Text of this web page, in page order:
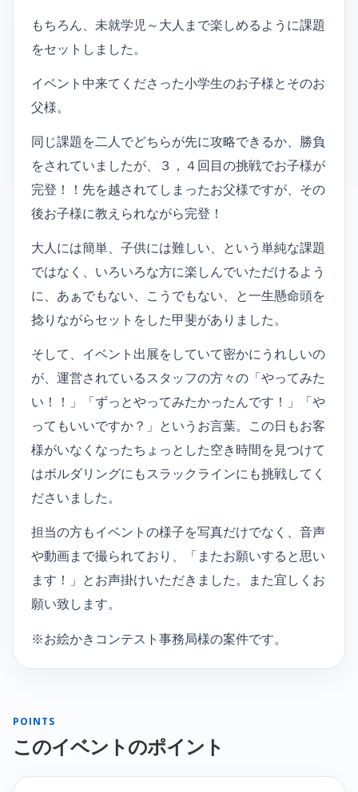
もちろん、未就学児～大人まで楽しめるように課題
をセットしました。
イベント中来てくださった小学生のお子様とそのお
父様。
同じ課題を二人でどちらが先に攻略できるか、勝負
をされていましたが、３，４回目の挑戦でお子様が
完登！！先を越されてしまったお父様ですが、その
後お子様に教えられながら完登！
大人には簡単、子供には難しい、という単純な課題
ではなく、いろいろな方に楽しんでいただけるよう
に、あぁでもない、こうでもない、と一生懸命頭を
捻りながらセットをした甲斐がありました。
そして、イベント出展をしていて密かにうれしいの
が、運営されているスタッフの方々の「やってみた
い！！」「ずっとやってみたかったんです！」「や
ってもいいですか？」というお言葉。この日もお客
様がいなくなったちょっとした空き時間を見つけて
はボルダリングにもスラックラインにも挑戦してく
ださいました。
担当の方もイベントの様子を写真だけでなく、音声
や動画まで撮られており、「またお願いすると思い
ます！」とお声掛けいただきました。また宜しくお
願い致します。
※お絵かきコンテスト事務局様の案件です。
POINTS
このイベントのポイント